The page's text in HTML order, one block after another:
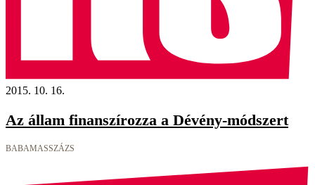
2015. 10. 16.
Az állam finanszírozza a Dévény-módszert
BABAMASSZÁZS